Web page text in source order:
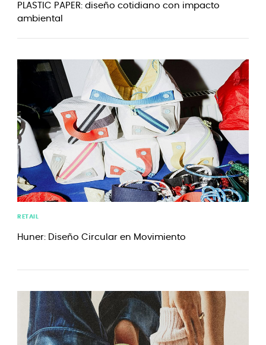
PLASTIC PAPER: diseño cotidiano con impacto
ambiental
RETAIL
Huner: Diseño Circular en Movimiento